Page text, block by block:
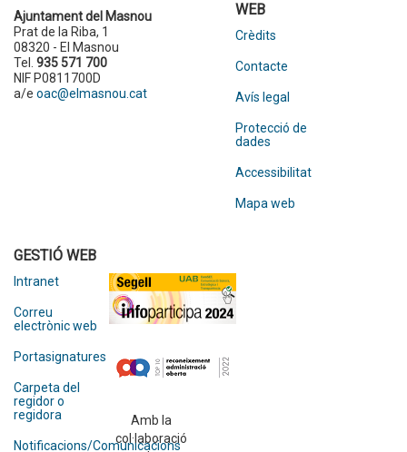
Ajuntament del Masnou
Prat de la Riba, 1
08320 - El Masnou
Tel. 935 571 700
NIF P0811700D
a/e oac@elmasnou.cat
WEB
Crèdits
Contacte
Avís legal
Protecció de
dades
Accessibilitat
Mapa web
GESTIÓ WEB
Intranet
Correu
electrònic web
Portasignatures
Carpeta del
regidor o
regidora
Notificacions/Comunicacions
Amb la
col·laboració